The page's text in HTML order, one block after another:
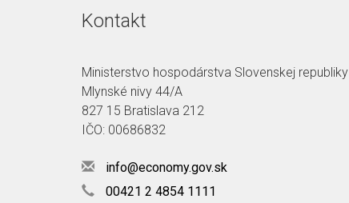
Kontakt
Ministerstvo hospodárstva Slovenskej republiky
Mlynské nivy 44/A
827 15 Bratislava 212
IČO: 00686832
info@economy.gov.sk
00421 2 4854 1111